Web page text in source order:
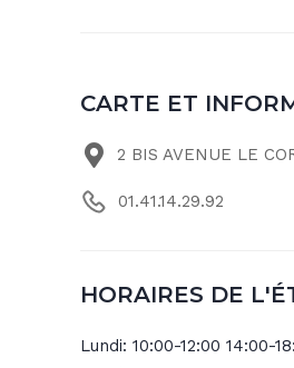
CARTE ET
2 BIS AVENUE LE
01.41.14.29.92
HORAIRES DE
Lundi: 10:00-12:00 14:00-